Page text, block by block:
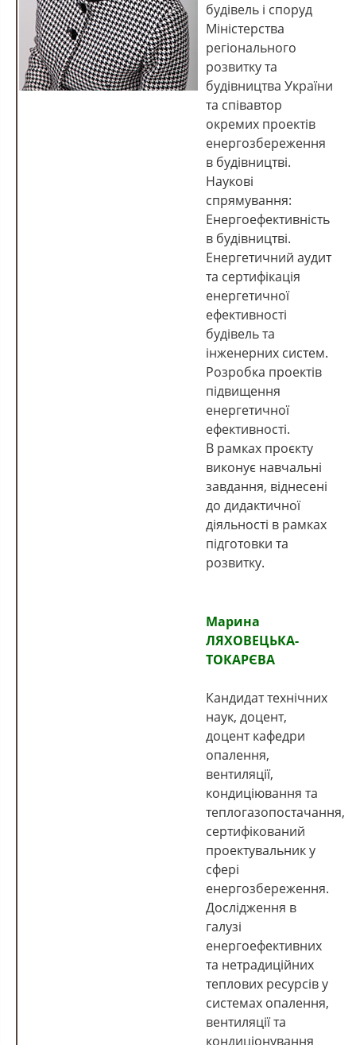
будівель і споруд
Міністерства
регіонального
розвитку та
будівництва України
та співавтор
окремих проектів
енергозбереження
в будівництві.
Наукові
спрямування:
Енергоефективність
в будівництві.
Енергетичний аудит
та сертифікація
енергетичної
ефективності
будівель та
інженерних систем.
Розробка проектів
підвищення
енергетичної
ефективності.
В рамках проєкту
виконує навчальні
завдання, віднесені
до дидактичної
діяльності в рамках
підготовки та
розвитку.
Марина
ЛЯХОВЕЦЬКА-
ТОКАРЄВА
Кандидат технічних
наук, доцент,
доцент кафедри
опалення,
вентиляції,
кондиціювання та
теплогазопостачання,
сертифікований
проектувальник у
сфері
енергозбереження.
Дослідження в
галузі
енергоефективних
та нетрадиційних
теплових ресурсів у
системах опалення,
вентиляції та
кондиціонування